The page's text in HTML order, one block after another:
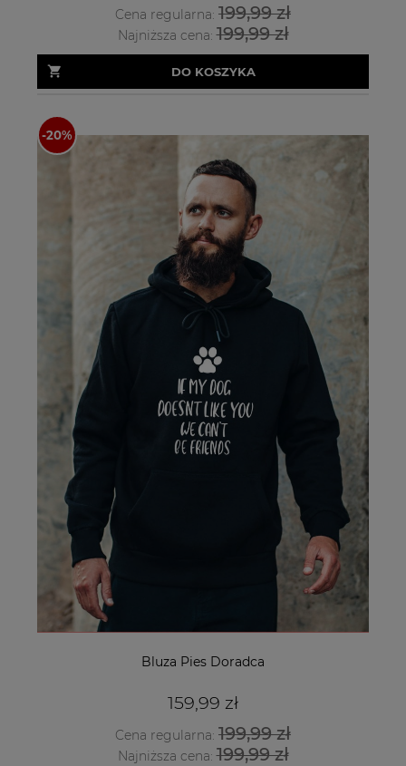
Cena regularna: 199,99 zł
Najniższa cena:199,99 zł
DO KOSZYKA
Bluza Pies Doradca
159,99 zł
Cena regularna: 199,99 zł
Najniższa cena:199,99 zł